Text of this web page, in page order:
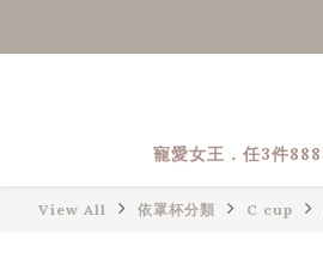
寵愛女王．任3件888
View All 依罩杯分類 C cup